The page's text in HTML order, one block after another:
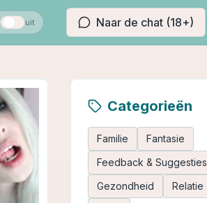
uit Naar de chat (18+)
Categorieën
Familie
Fantasie
Feedback & Suggesties
Gezondheid
Relatie